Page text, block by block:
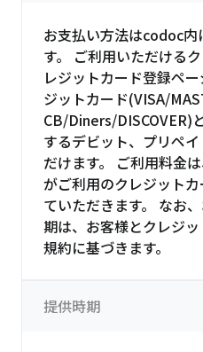
お支払い方法はcodoc内
す。 ご利用いただける
レジットカード登録ペ
ジットカード(VISA/
CB/Diners/DISCOVER)
するデビット、プリペ
だけます。 ご利用料金
がご利用のクレジット
ていただきます。 なお
期は、お客様とクレジ
規約に基づきます。
提供時期